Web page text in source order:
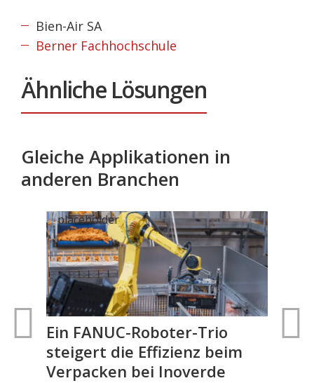
Bien-Air SA
Berner Fachhochschule
Ähnliche Lösungen
Gleiche Applikationen in
anderen Branchen
Ein FANUC-Roboter-Trio
steigert die Effizienz beim
Verpacken bei Inoverde